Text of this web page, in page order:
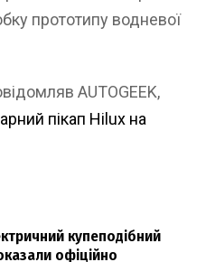
прототипу водневої
AUTOGEEK,
пікап Hilux на
купеподібний
офіційно